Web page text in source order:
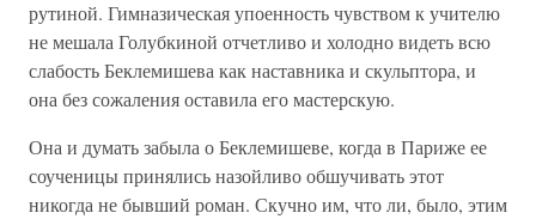
рутиной. Гимназическая упоенность чувством к учителю
не мешала Голубкиной отчетливо и холодно видеть всю
слабость Беклемишева как наставника и скульптора, и
она без сожаления оставила его мастерскую.
Она и думать забыла о Беклемишеве, когда в Париже ее
соученицы принялись назойливо обшучивать этот
никогда не бывший роман. Скучно им, что ли, было, этим